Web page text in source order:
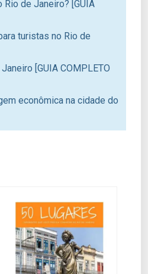
de Janeiro? [GUIA
turistas no Rio de
[GUIA COMPLETO
econômica na cidade do